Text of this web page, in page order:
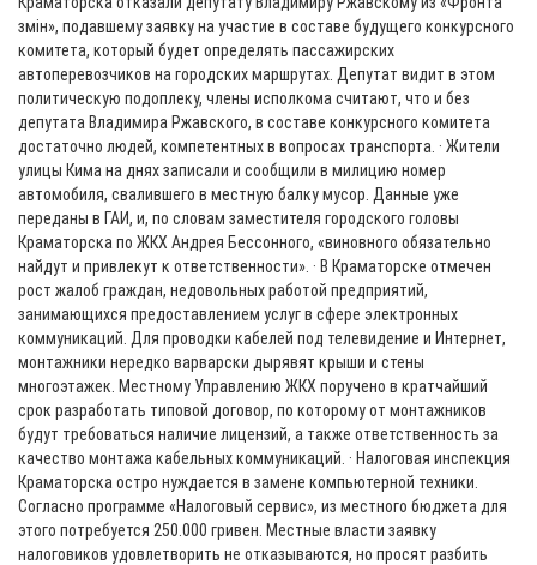
змiн», подавшему заявку на участие в составе будущего конкурсного
комитета, который будет определять пассажирских
автоперевозчиков на городских маршрутах. Депутат видит в этом
политическую подоплеку, члены исполкома считают, что и без
депутата Владимира Ржавского, в составе конкурсного комитета
достаточно людей, компетентных в вопросах транспорта. · Жители
улицы Кима на днях записали и сообщили в милицию номер
автомобиля, свалившего в местную балку мусор. Данные уже
переданы в ГАИ, и, по словам заместителя городского головы
Краматорска по ЖКХ Андрея Бессонного, «виновного обязательно
найдут и привлекут к ответственности». · В Краматорске отмечен
рост жалоб граждан, недовольных работой предприятий,
занимающихся предоставлением услуг в сфере электронных
коммуникаций. Для проводки кабелей под телевидение и Интернет,
монтажники нередко варварски дырявят крыши и стены
многоэтажек. Местному Управлению ЖКХ поручено в кратчайший
срок разработать типовой договор, по которому от монтажников
будут требоваться наличие лицензий, а также ответственность за
качество монтажа кабельных коммуникаций. · Налоговая инспекция
Краматорска остро нуждается в замене компьютерной техники.
Согласно программе «Налоговый сервис», из местного бюджета для
этого потребуется 250.000 гривен. Местные власти заявку
налоговиков удовлетворить не отказываются, но просят разбить